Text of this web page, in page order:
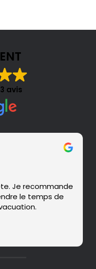
avis
Je recommande
le temps de